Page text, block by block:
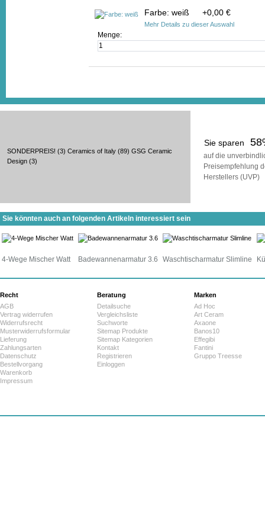
Farbe: weiß +0,00 €
Mehr Details zu dieser Auswahl
Menge:
Sie sparen
auf die
Preisempfehlung
Herstellers (UVP)
SONDERPREIS! (3) Ceramics of Italy (89) GSG Ceramic
Design (3)
Sie könnten auch an folgenden Artikeln interessiert sein
4-Wege Mischer Watt Badewannenarmatur 3.6 Waschtischarmatur Slimline
Recht
AGB
Vertrag widerrufen
Widerrufsrecht
Musterwiderrufsformular
Lieferung
Zahlungsarten
Datenschutz
Bestellvorgang
Warenkorb
Impressum
Beratung
Detailsuche
Vergleichsliste
Suchworte
Sitemap Produkte
Sitemap Kategorien
Kontakt
Registrieren
Einloggen
Marken
Ad Hoc
Art Ceram
Axaone
Banos10
Effegibi
Fantini
Gruppo Treesse